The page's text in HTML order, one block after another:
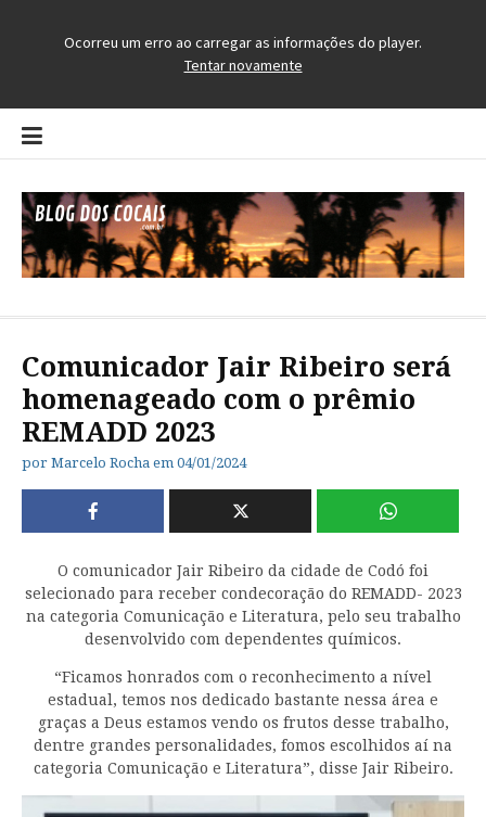
Pular
para
conteúdo
Comunicador Jair Ribeiro será
homenageado com o prêmio
REMADD 2023
por Marcelo Rocha em 04/01/2024
O comunicador Jair Ribeiro da cidade de Codó foi
selecionado para receber condecoração do REMADD- 2023
na categoria Comunicação e Literatura, pelo seu trabalho
desenvolvido com dependentes químicos.
“Ficamos honrados com o reconhecimento a nível
estadual, temos nos dedicado bastante nessa área e
graças a Deus estamos vendo os frutos desse trabalho,
dentre grandes personalidades, fomos escolhidos aí na
categoria Comunicação e Literatura”, disse Jair Ribeiro.